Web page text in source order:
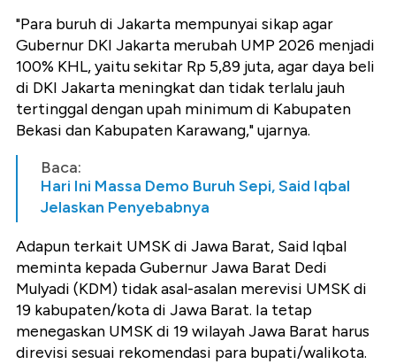
"Para buruh di Jakarta mempunyai sikap agar
Gubernur DKI Jakarta merubah UMP 2026 menjadi
100% KHL, yaitu sekitar Rp 5,89 juta, agar daya beli
di DKI Jakarta meningkat dan tidak terlalu jauh
tertinggal dengan upah minimum di Kabupaten
Bekasi dan Kabupaten Karawang," ujarnya.
Baca:
Hari Ini Massa Demo Buruh Sepi, Said Iqbal
Jelaskan Penyebabnya
Adapun terkait UMSK di Jawa Barat, Said Iqbal
meminta kepada Gubernur Jawa Barat Dedi
Mulyadi (KDM) tidak asal-asalan merevisi UMSK di
19 kabupaten/kota di Jawa Barat. Ia tetap
menegaskan UMSK di 19 wilayah Jawa Barat harus
direvisi sesuai rekomendasi para bupati/walikota.